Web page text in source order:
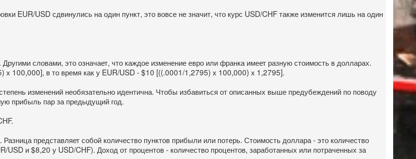
EUR/USD сдвинулись на один пункт, это вовсе не значит, что курс USD/CHF также изменится лишь на один
словами, это означает, что каждое изменение евро или франка имеет разную стоимость в долларах.
x 100,000], в то время как у EUR/USD - $10 [((.0001/1,2795) x 100,000) x 1,2795].
изменений необязательно идентична. Чтобы избавиться от описанных выше предубеждений по поводу
прибыль пар за предыдущий год.
представляет собой количество пунктов прибыли или потерь. Стоимость доллара - это количество
USD и $8,20 у USD/CHF). Доход от процентов - количество процентов, заработанных или потраченных за